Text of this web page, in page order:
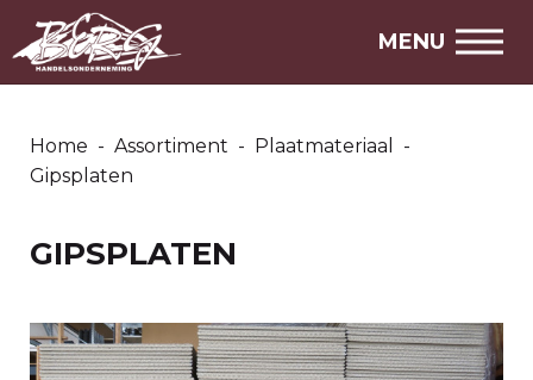
MENU
MARKTPLAATS
STEL EEN VRAAG
SNEL NAAR
Openingstijden
Home - Assortiment - Plaatmateriaal
-
Gipsplaten
GIPSPLATEN